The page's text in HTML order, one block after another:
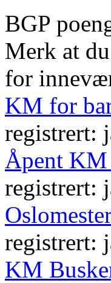
BGP
Merk at
for
KM for
registrert:
Åpent KM
registrert:
registrert:
KM